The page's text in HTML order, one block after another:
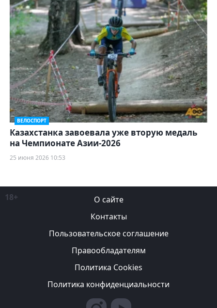
ВЕЛОСПОРТ
Казахстанка завоевала уже вторую медаль
на Чемпионате Азии-2026
25 июня 2026 10:53
18+
О сайте
Контакты
Пользовательское соглашение
Правообладателям
Политика Cookies
Политика конфиденциальности